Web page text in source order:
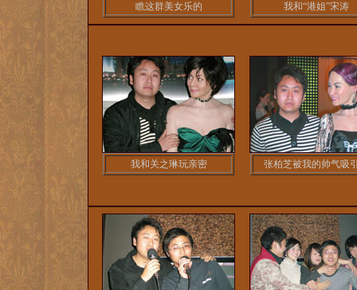
瞧这群美女乐的 我和“港姐”宋涛
我和关之琳玩亲密 张柏芝被我的帅气吸